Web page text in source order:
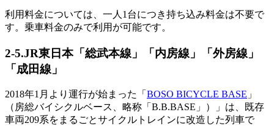
利用料金については、一人1台につき持ち込み料金は不要で
す。乗車料金のみで利用が可能です。
2-5.JR東日本「総武本線」「内房線」「外房線」
「成田線」
2018年1月より運行が始まった「 BOSO BICYCLE BASE 」
（房総バイシクルベース、略称「B.B.BASE」）」は、既存
車両209系をまるごとサイクルトレインに改造した列車で